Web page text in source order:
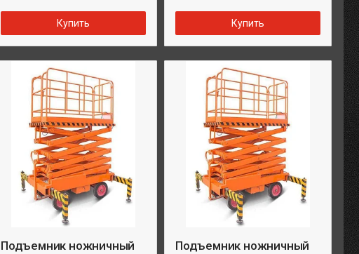
Купить Купить
Подъемник ножничный
Подъемник ножничный